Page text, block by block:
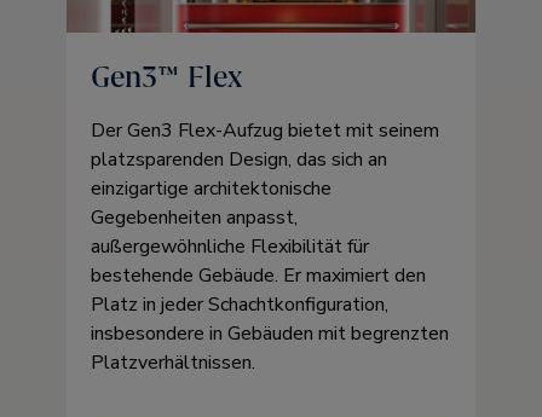
Gen3™ Flex
Der Gen3 Flex-Aufzug bietet mit seinem
platzsparenden Design, das sich an
einzigartige architektonische
Gegebenheiten anpasst,
außergewöhnliche Flexibilität für
bestehende Gebäude. Er maximiert den
Platz in jeder Schachtkonfiguration,
insbesondere in Gebäuden mit begrenzten
Platzverhältnissen.